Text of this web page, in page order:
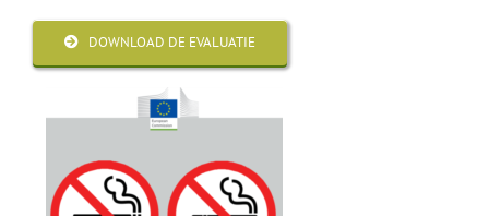
DOWNLOAD DE EVALUATIE